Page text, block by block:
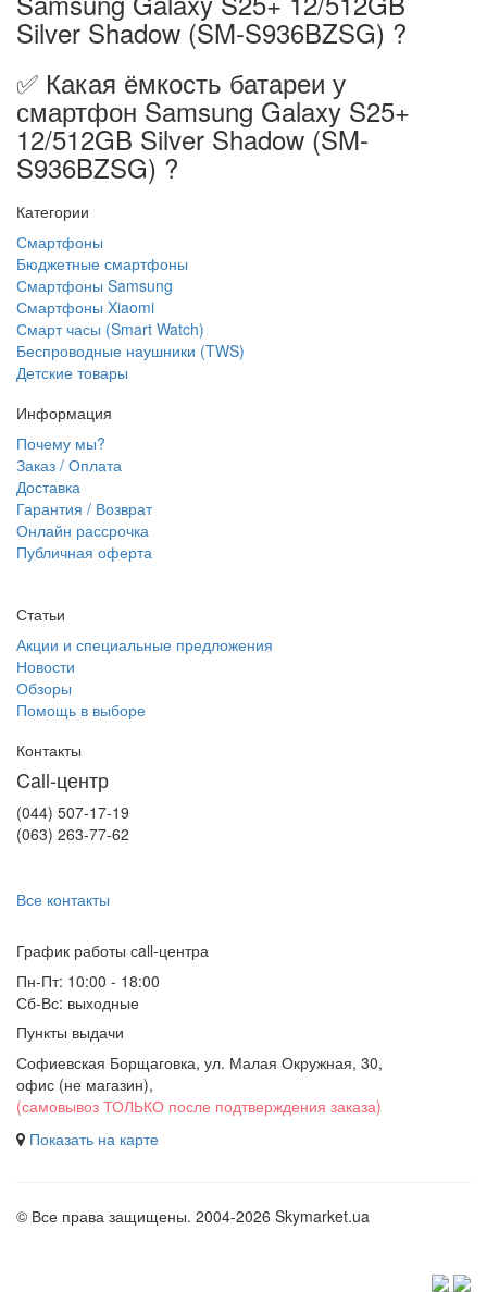
Silver Shadow (SM-S936BZSG) ?
✅ Какая ёмкость батареи у
смартфон Samsung Galaxy S25+
12/512GB Silver Shadow (SM-
S936BZSG) ?
Категории
Смартфоны
Бюджетные смартфоны
Смартфоны Samsung
Смартфоны Xiaomi
Смарт часы (Smart Watch)
Беспроводные наушники (TWS)
Детские товары
Информация
Почему мы?
Заказ / Оплата
Доставка
Гарантия / Возврат
Онлайн рассрочка
Публичная оферта
Статьи
Акции и специальные предложения
Новости
Обзоры
Помощь в выборе
Контакты
Call-центр
(044) 507-17-19
(063) 263-77-62
Все контакты
График работы сall-центра
Пн-Пт: 10:00 - 18:00
Сб-Вс: выходные
Пункты выдачи
Софиевская Борщаговка, ул. Малая Окружная, 30,
офис (не магазин),
(самовывоз ТОЛЬКО после подтверждения заказа)
Показать на карте
© Все права защищены. 2004-2026 Skymarket.ua